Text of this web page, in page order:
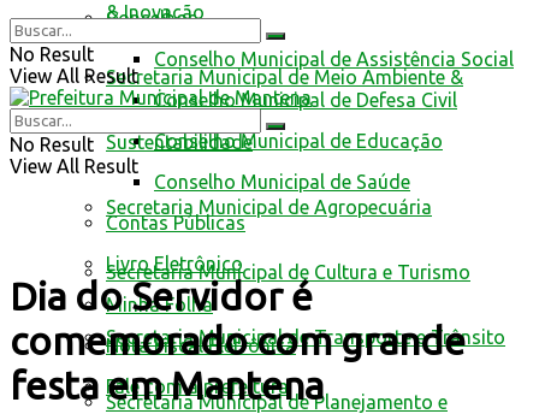
Conselhos
Conselho Municipal de Assistência Social
Conselho Municipal de Defesa Civil
Conselho Municipal de Educação
Conselho Municipal de Saúde
Contas Públicas
Livro Eletrônico
Minha Folha
Nota Fiscal Eletrônica
Fale com a prefeitura
& Inovação
Secretaria Municipal de Meio Ambiente &
Sustentabilidade
Secretaria Municipal de Agropecuária
Secretaria Municipal de Cultura e Turismo
Secretaria Municipal de Transporte e Trânsito
Secretaria Municipal de Planejamento e
No Result
View All Result
No Result
View All Result
Dia do Servidor é
comemorado com grande
festa em Mantena